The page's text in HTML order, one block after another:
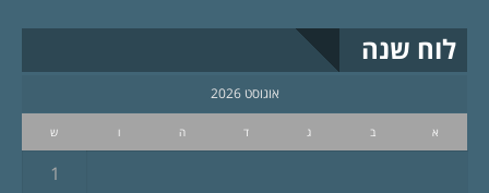
לוח שנה
אוגוסט 2026
א ב ג ד ה ו ש
1